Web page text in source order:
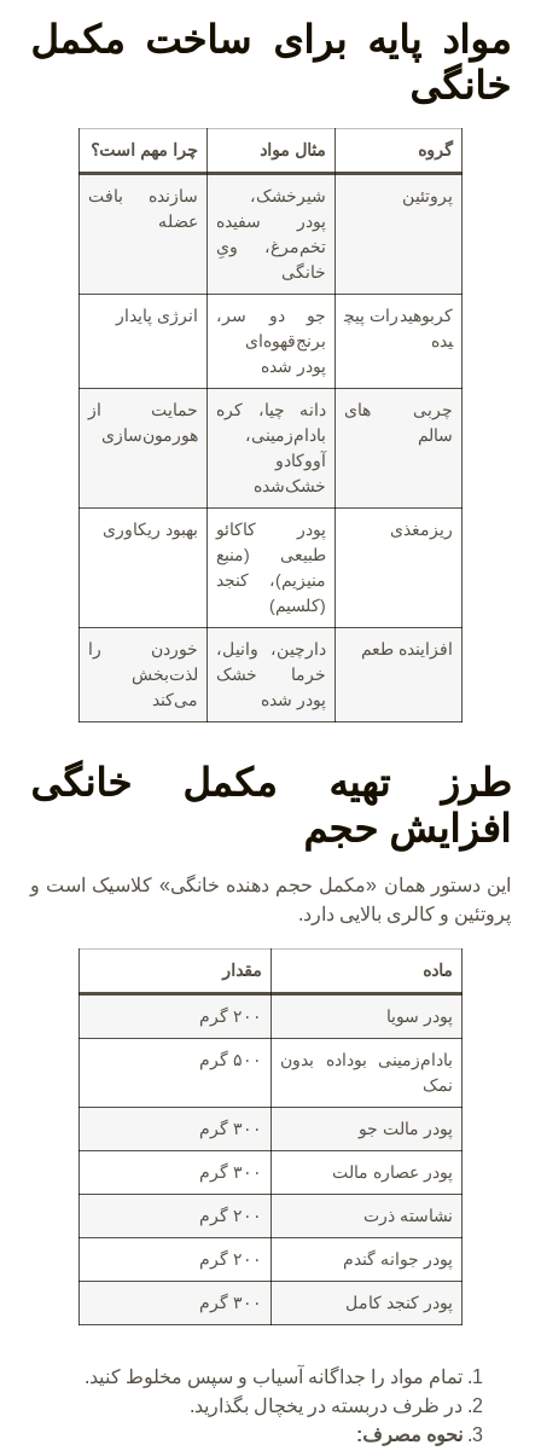
مواد پایه برای ساخت مکمل
خانگی
گروه مثال مواد چرا مهم است؟
پروتئین
شیرخشک،
پودر سفیده
تخم‌مرغ، ویِ
خانگی
سازنده بافت
عضله
کربوهیدرات پیچ
یده
جو دو سر،
برنج‌قهوه‌ای
پودر شده
انرژی پایدار
چربی های
سالم
دانه چیا، کره
بادام‌زمینی،
آووکادو
خشک‌شده
حمایت از
هورمون‌سازی
ریزمغذی
پودر کاکائو
طبیعی (منبع
منیزیم)، کنجد
(کلسیم)
بهبود ریکاوری
افزاینده طعم
دارچین، وانیل،
خرما خشک
پودر شده
خوردن را
لذت‌بخش
می‌کند
طرز تهیه مکمل خانگی
افزایش حجم
این دستور همان «مکمل حجم دهنده خانگی» کلاسیک است و
پروتئین و کالری بالایی دارد.
ماده مقدار
پودر سویا ۲۰۰ گرم
بادام‌زمینی بوداده بدون
نمک
۵۰۰ گرم
پودر مالت جو ۳۰۰ گرم
پودر عصاره مالت ۳۰۰ گرم
نشاسته ذرت ۲۰۰ گرم
پودر جوانه گندم ۲۰۰ گرم
پودر کنجد کامل ۳۰۰ گرم
تمام مواد را جداگانه آسیاب و سپس مخلوط کنید.
در ظرف دربسته در یخچال بگذارید.
نحوه مصرف: